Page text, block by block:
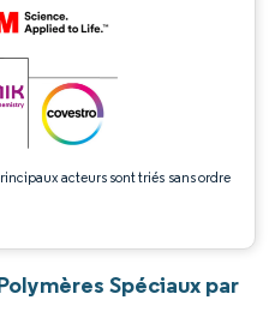
acteurs sont triés sans ordre
Spéciaux par